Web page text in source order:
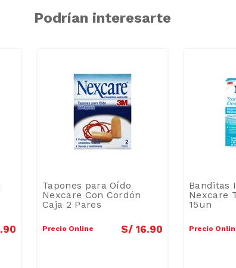
Podrían interesarte
.90
Tapones para Oído
Nexcare Con Cordón
Caja 2 Pares
Precio Online S/ 16.90
Banditas
Nexcare
15un
Precio